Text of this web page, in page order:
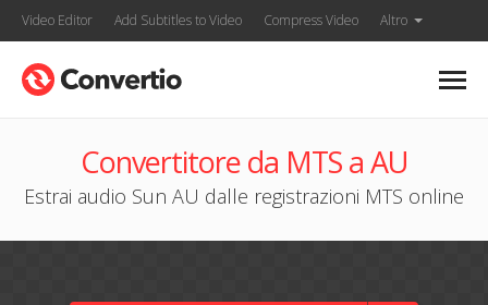
Video Editor Add Subtitles to Video Compress Video Altro
Convertitore da MTS a AU
Estrai audio Sun AU dalle registrazioni MTS online